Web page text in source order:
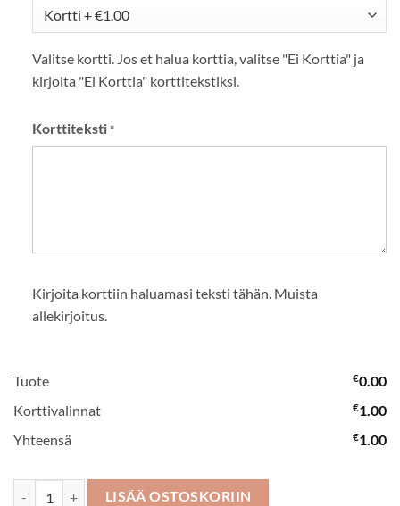
Valitse kortti. Jos et halua korttia, valitse "Ei Korttia" ja
kirjoita "Ei Korttia" korttitekstiksi.
Korttiteksti*
Kirjoita korttiin haluamasi teksti tähän. Muista
allekirjoitus.
Tuote €0.00
Korttivalinnat
€1.00
Yhteensä
€1.00
Hautavihko No 16 määräLISÄÄ OSTOSKORIIN